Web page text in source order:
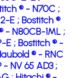
® - N70C ;
E ; Bostitch ®
- N80CB-1ML ;
E ; Bostitch ® -
® - RNC
- NV 65 AD3 ;